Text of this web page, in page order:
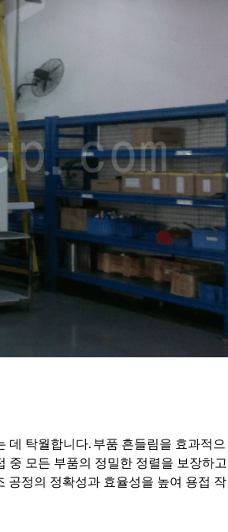
데 탁월합니다. 부품 흔들림을 효과적으
중 모든 부품의 정밀한 정렬을 보장하고
공정의 정확성과 효율성을 높여 용접 작